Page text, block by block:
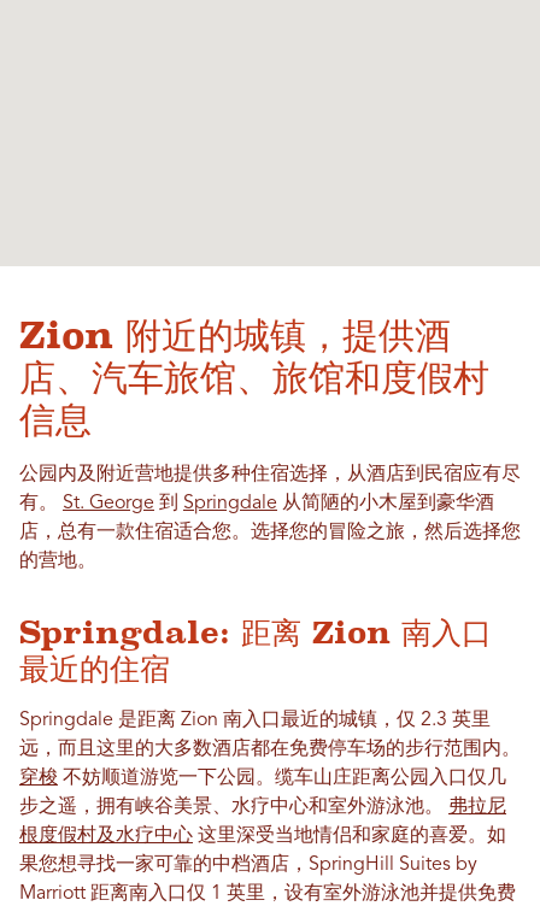
Zion 附近的城镇，提供酒
店、汽车旅馆、旅馆和度假村
信息
公园内及附近营地提供多种住宿选择，从酒店到民宿应有尽
有。 St. George 到 Springdale 从简陋的小木屋到豪华酒
店，总有一款住宿适合您。选择您的冒险之旅，然后选择您
的营地。
Springdale: 距离 Zion 南入口
最近的住宿
Springdale 是距离 Zion 南入口最近的城镇，仅 2.3 英里
远，而且这里的大多数酒店都在免费停车场的步行范围内。
穿梭 不妨顺道游览一下公园。缆车山庄距离公园入口仅几
步之遥，拥有峡谷美景、水疗中心和室外游泳池。 弗拉尼
根度假村及水疗中心 这里深受当地情侣和家庭的喜爱。如
果您想寻找一家可靠的中档酒店，SpringHill Suites by
Marriott 距离南入口仅 1 英里，设有室外游泳池并提供免费